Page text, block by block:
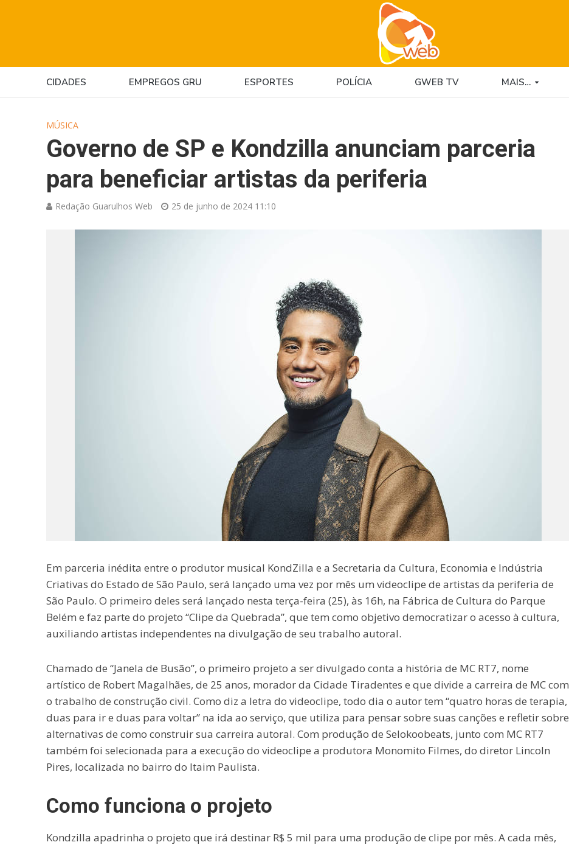
CIDADES EMPREGOS GRU ESPORTES POLÍCIA GWEB TV MAIS…
MÚSICA
Governo de SP e Kondzilla anunciam parceria
para beneficiar artistas da periferia
Redação Guarulhos Web 25 de junho de 2024 11:10
Em parceria inédita entre o produtor musical KondZilla e a Secretaria da Cultura, Economia e Indústria
Criativas do Estado de São Paulo, será lançado uma vez por mês um videoclipe de artistas da periferia de
São Paulo. O primeiro deles será lançado nesta terça-feira (25), às 16h, na Fábrica de Cultura do Parque
Belém e faz parte do projeto “Clipe da Quebrada”, que tem como objetivo democratizar o acesso à cultura,
auxiliando artistas independentes na divulgação de seu trabalho autoral.
Chamado de “Janela de Busão”, o primeiro projeto a ser divulgado conta a história de MC RT7, nome
artístico de Robert Magalhães, de 25 anos, morador da Cidade Tiradentes e que divide a carreira de MC com
o trabalho de construção civil. Como diz a letra do videoclipe, todo dia o autor tem “quatro horas de terapia,
duas para ir e duas para voltar” na ida ao serviço, que utiliza para pensar sobre suas canções e refletir sobre
alternativas de como construir sua carreira autoral. Com produção de Selokoobeats, junto com MC RT7
também foi selecionada para a execução do videoclipe a produtora Monomito Filmes, do diretor Lincoln
Pires, localizada no bairro do Itaim Paulista.
Como funciona o projeto
Kondzilla apadrinha o projeto que irá destinar R$ 5 mil para uma produção de clipe por mês. A cada mês,